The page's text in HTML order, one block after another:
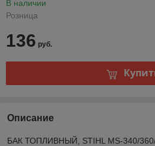
В наличии
Розница
136 руб.
Описание
БАК ТОПЛИВНЫЙ, STIHL MS-340/360/